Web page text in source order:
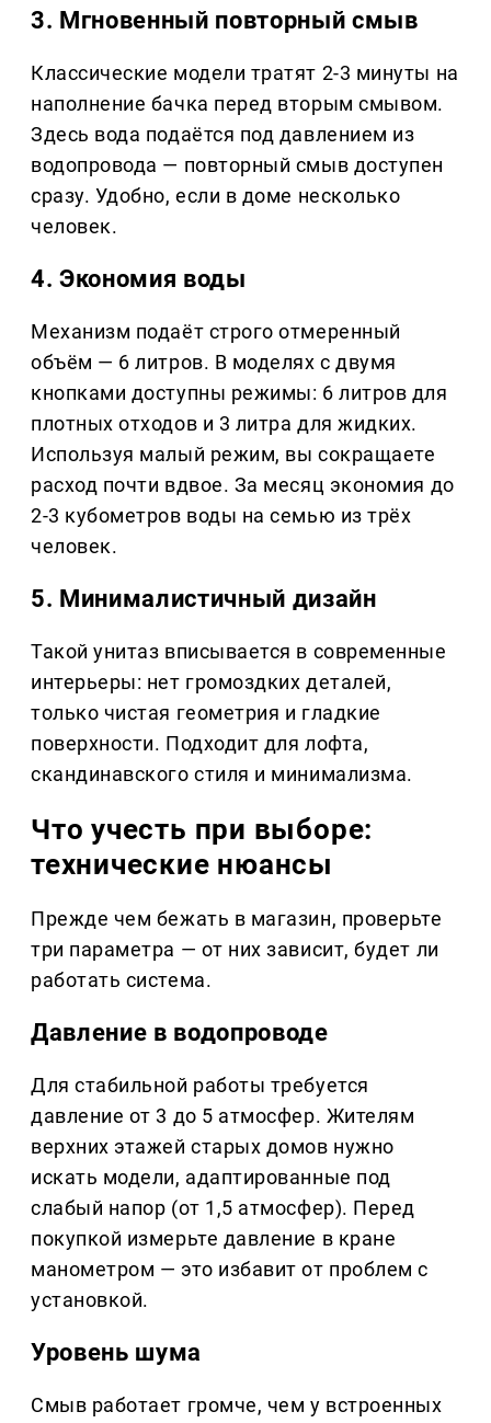
3. Мгновенный повторный смыв
Классические модели тратят 2-3 минуты на
наполнение бачка перед вторым смывом.
Здесь вода подаётся под давлением из
водопровода — повторный смыв доступен
сразу. Удобно, если в доме несколько
человек.
4. Экономия воды
Механизм подаёт строго отмеренный
объём — 6 литров. В моделях с двумя
кнопками доступны режимы: 6 литров для
плотных отходов и 3 литра для жидких.
Используя малый режим, вы сокращаете
расход почти вдвое. За месяц экономия до
2-3 кубометров воды на семью из трёх
человек.
5. Минималистичный дизайн
Такой унитаз вписывается в современные
интерьеры: нет громоздких деталей,
только чистая геометрия и гладкие
поверхности. Подходит для лофта,
скандинавского стиля и минимализма.
Что учесть при выборе:
технические нюансы
Прежде чем бежать в магазин, проверьте
три параметра — от них зависит, будет ли
работать система.
Давление в водопроводе
Для стабильной работы требуется
давление от 3 до 5 атмосфер. Жителям
верхних этажей старых домов нужно
искать модели, адаптированные под
слабый напор (от 1,5 атмосфер). Перед
покупкой измерьте давление в кране
манометром — это избавит от проблем с
установкой.
Уровень шума
Смыв работает громче, чем у встроенных